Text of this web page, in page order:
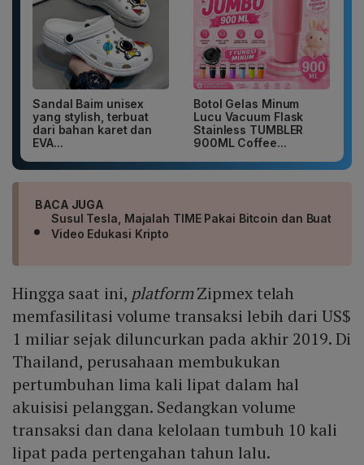
Sandal Baim unisex
yang stylish, terbuat
dari bahan karet dan
EVA...
Botol Gelas Minum
Lucu Vacuum Flask
Stainless TUMBLER
900ML Coffee...
BACA JUGA
Susul Tesla, Majalah TIME Pakai Bitcoin dan Buat
Video Edukasi Kripto
Hingga saat ini, platformZipmex telah
memfasilitasi volume transaksi lebih dari US$
1 miliar sejak diluncurkan pada akhir 2019. Di
Thailand, perusahaan membukukan
pertumbuhan lima kali lipat dalam hal
akuisisi pelanggan. Sedangkan volume
transaksi dan dana kelolaan tumbuh 10 kali
lipat pada pertengahan tahun lalu.